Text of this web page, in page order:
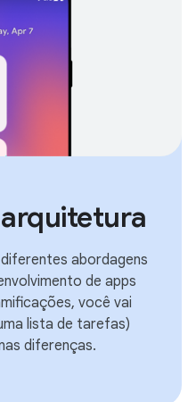
abordagens
de apps
você vai
lista de tarefas)
diferenças.